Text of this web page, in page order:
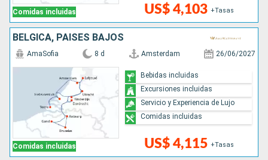
Comidas incluidas US$ 4,103 +Tasas
BÉLGICA, PAISES BAJOS
Comidas incluidas
AmaSofia 8 d Amsterdam 26/06/2027
US$ 4,115 +Tasas
Bebidas incluidas
Excursiones incluidas
Servicio y Experiencia de Lujo
Comidas incluidas